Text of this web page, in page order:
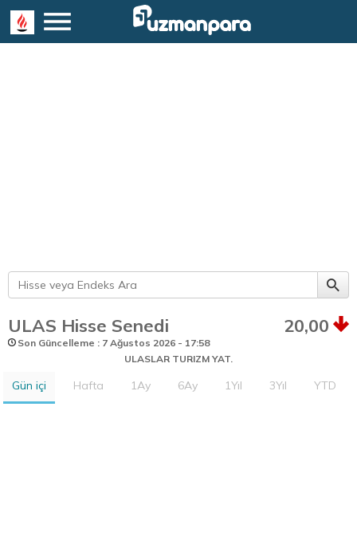
ULAS Hisse Senedi 20,00
Son Güncelleme : 7 Ağustos 2026 - 17:58
ULASLAR TURIZM YAT.
Gün içi Hafta 1Ay 6Ay 1Yıl 3Yıl YTD